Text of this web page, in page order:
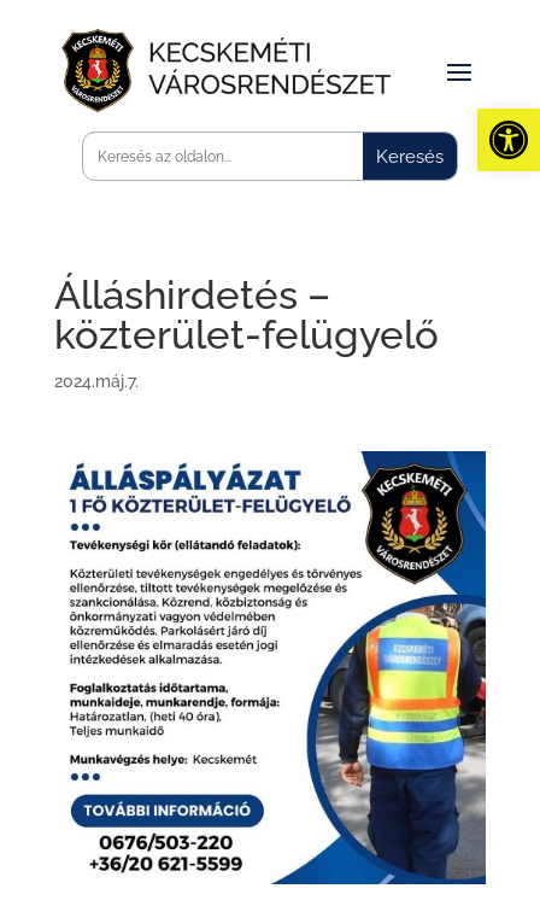
Álláshirdetés –
közterület-felügyelő
2024.máj.7.